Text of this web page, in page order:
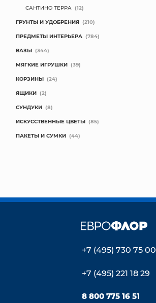
САНТИНО ТЕРРА (12)
ГРУНТЫ И УДОБРЕНИЯ (210)
ПРЕДМЕТЫ ИНТЕРЬЕРА (784)
ВАЗЫ (344)
МЯГКИЕ ИГРУШКИ (39)
КОРЗИНЫ (24)
ЯЩИКИ (2)
СУНДУКИ (8)
ИСКУССТВЕННЫЕ ЦВЕТЫ (85)
ПАКЕТЫ И СУМКИ (44)
+7 (495) 730 75 00
+7 (495) 221 18 29
8 800 775 16 51